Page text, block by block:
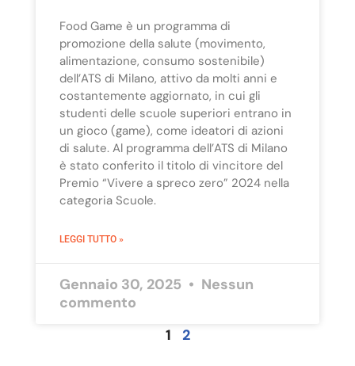
Food Game è un programma di
promozione della salute (movimento,
alimentazione, consumo sostenibile)
dell’ATS di Milano, attivo da molti anni e
costantemente aggiornato, in cui gli
studenti delle scuole superiori entrano in
un gioco (game), come ideatori di azioni
di salute. Al programma dell’ATS di Milano
è stato conferito il titolo di vincitore del
Premio “Vivere a spreco zero” 2024 nella
categoria Scuole.
LEGGI TUTTO »
Gennaio 30, 2025
Nessun
commento
1
2